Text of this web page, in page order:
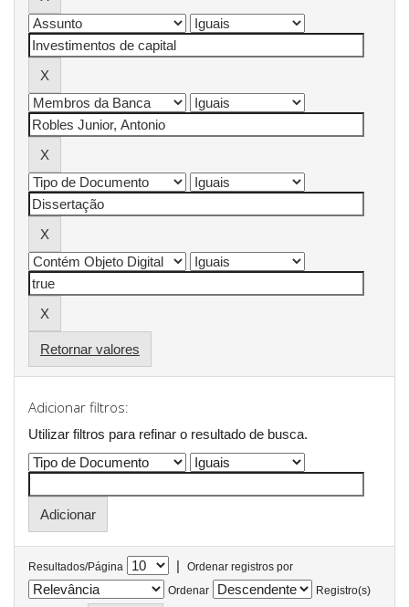
Retornar valores
Adicionar filtros:
Utilizar filtros para refinar o resultado de busca.
Resultados/Página |
Ordenar registros por
Ordenar
Registro(s)